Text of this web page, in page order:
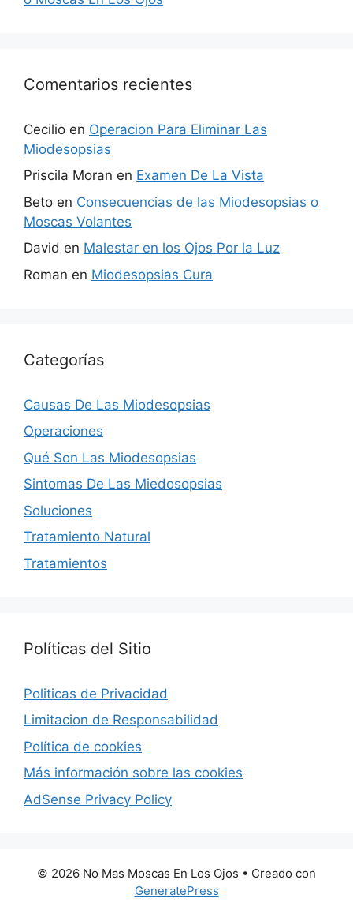
Comentarios recientes
Cecilio en Operacion Para Eliminar Las
Miodesopsias
Priscila Moran en Examen De La Vista
Beto en Consecuencias de las Miodesopsias o
Moscas Volantes
David en Malestar en los Ojos Por la Luz
Roman en Miodesopsias Cura
Categorías
Causas De Las Miodesopsias
Operaciones
Qué Son Las Miodesopsias
Sintomas De Las Miedosopsias
Soluciones
Tratamiento Natural
Tratamientos
Políticas del Sitio
Politicas de Privacidad
Limitacion de Responsabilidad
Política de cookies
Más información sobre las cookies
AdSense Privacy Policy
© 2026 No Mas Moscas En Los Ojos • Creado con
GeneratePress